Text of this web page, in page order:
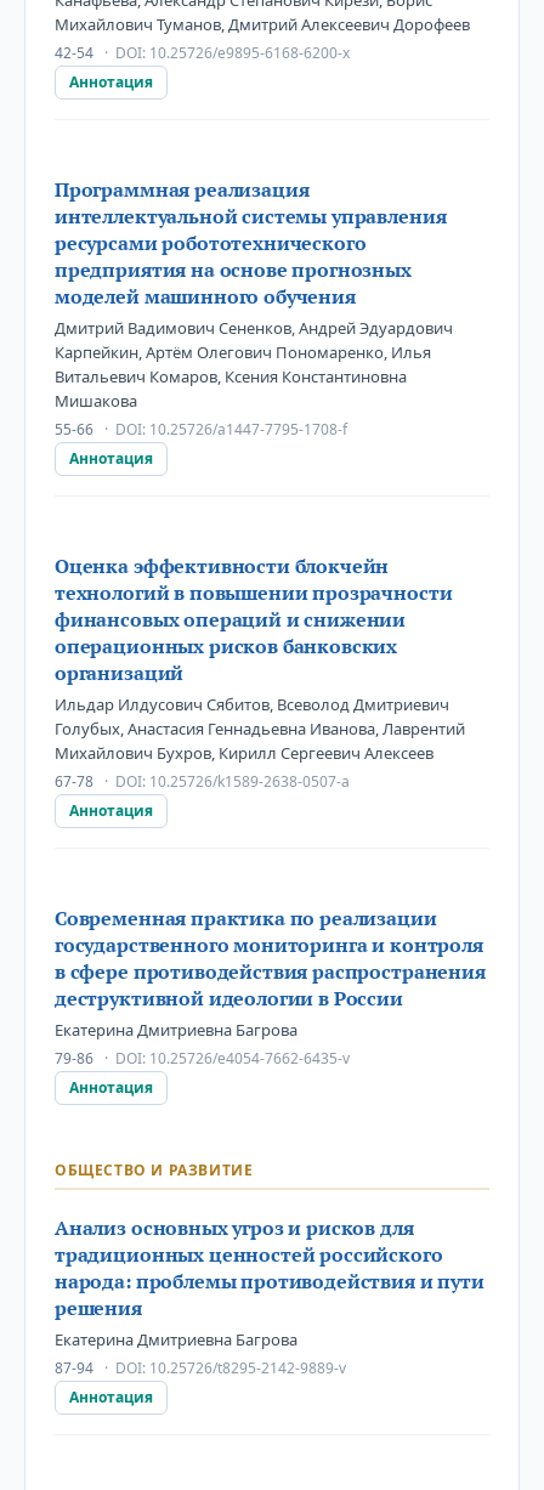
Михайлович Туманов, Дмитрий Алексеевич Дорофеев
42-54 DOI: 10.25726/e9895-6168-6200-x
Аннотация
Программная реализация
интеллектуальной системы управления
ресурсами робототехнического
предприятия на основе прогнозных
моделей машинного обучения
Дмитрий Вадимович Сененков, Андрей Эдуардович
Карпейкин, Артём Олегович Пономаренко, Илья
Витальевич Комаров, Ксения Константиновна
Мишакова
55-66 DOI: 10.25726/a1447-7795-1708-f
Аннотация
Оценка эффективности блокчейн
технологий в повышении прозрачности
финансовых операций и снижении
операционных рисков банковских
организаций
Ильдар Илдусович Сябитов, Всеволод Дмитриевич
Голубых, Анастасия Геннадьевна Иванова, Лаврентий
Михайлович Бухров, Кирилл Сергеевич Алексеев
67-78 DOI: 10.25726/k1589-2638-0507-a
Аннотация
Современная практика по реализации
государственного мониторинга и контроля
в сфере противодействия распространения
деструктивной идеологии в России
Екатерина Дмитриевна Багрова
79-86 DOI: 10.25726/e4054-7662-6435-v
Аннотация
ОБЩЕСТВО И РАЗВИТИЕ
Анализ основных угроз и рисков для
традиционных ценностей российского
народа: проблемы противодействия и пути
решения
Екатерина Дмитриевна Багрова
87-94 DOI: 10.25726/t8295-2142-9889-v
Аннотация